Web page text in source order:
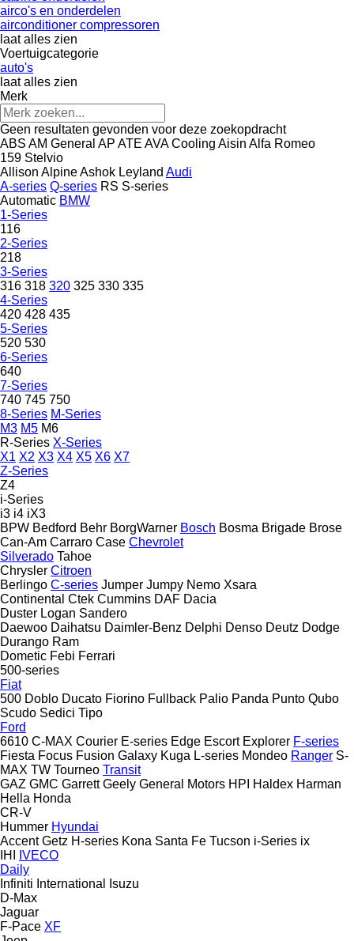
airco's en onderdelen
airconditioner compressoren
laat alles zien
Voertuigcategorie
auto's
laat alles zien
Merk
Geen resultaten gevonden voor deze zoekopdracht
ABS AM General AP ATE AVA Cooling Aisin Alfa Romeo
159 Stelvio
Allison AlpineAshok Leyland Audi
A-series Q-series RS S-series
Automatic BMW
1-Series
116
2-Series
218
3-Series
316 318 320 325 330 335
4-Series
420 428 435
5-Series
520 530
6-Series
640
7-Series
740 745 750
8-Series M-Series
M3 M5 M6
R-Series X-Series
X1 X2 X3 X4 X5 X6 X7
Z-Series
Z4
i-Series
i3 i4 iX3
BPW Bedford Behr BorgWarner Bosch Bosma Brigade Brose
Can-Am Carraro Case Chevrolet
Silverado Tahoe
Chrysler Citroen
Berlingo C-series Jumper Jumpy Nemo Xsara
Continental Ctek Cummins DAF Dacia
Duster Logan Sandero
Daewoo Daihatsu Daimler-Benz Delphi Denso Deutz Dodge
Durango Ram
Dometic Febi Ferrari
500-series
Fiat
500 Doblo Ducato Fiorino Fullback Palio Panda Punto Qubo
Scudo Sedici Tipo
Ford
6610 C-MAX Courier E-series Edge Escort Explorer F-series
Fiesta Focus Fusion Galaxy Kuga L-series Mondeo Ranger S-
MAX TW Tourneo Transit
GAZ GMC Garrett Geely General Motors HPI Haldex Harman
Hella Honda
CR-V
Hummer Hyundai
Accent Getz H-series Kona Santa Fe Tucson i-Series ix
IHI
IVECO
Daily
Infiniti International
Isuzu
D-Max
Jaguar
F-Pace XF